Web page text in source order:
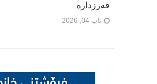
قەرزدارە
ئاب 04, 2026